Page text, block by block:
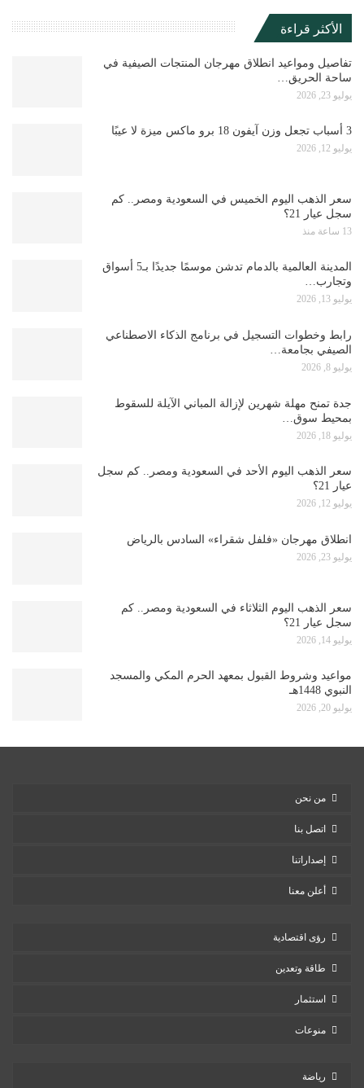
الأكثر قراءة
تفاصيل ومواعيد انطلاق مهرجان المنتجات الصيفية في
ساحة الحريق…
يوليو 23, 2026
3 أسباب تجعل وزن آيفون 18 برو ماكس ميزة لا عيبًا
يوليو 12, 2026
سعر الذهب اليوم الخميس في السعودية ومصر.. كم
سجل عيار 21؟
13 ساعة منذ
المدينة العالمية بالدمام تدشن موسمًا جديدًا بـ5 أسواق
وتجارب…
يوليو 13, 2026
رابط وخطوات التسجيل في برنامج الذكاء الاصطناعي
الصيفي بجامعة…
يوليو 8, 2026
جدة تمنح مهلة شهرين لإزالة المباني الآيلة للسقوط
بمحيط سوق…
يوليو 18, 2026
سعر الذهب اليوم الأحد في السعودية ومصر.. كم سجل
عيار 21؟
يوليو 12, 2026
انطلاق مهرجان «فلفل شقراء» السادس بالرياض
يوليو 23, 2026
سعر الذهب اليوم الثلاثاء في السعودية ومصر.. كم
سجل عيار 21؟
يوليو 14, 2026
مواعيد وشروط القبول بمعهد الحرم المكي والمسجد
النبوي 1448هـ
يوليو 20, 2026
من نحن
اتصل بنا
إصداراتنا
أعلن معنا
رؤى اقتصادية
طاقة وتعدين
استثمار
منوعات
رياضة